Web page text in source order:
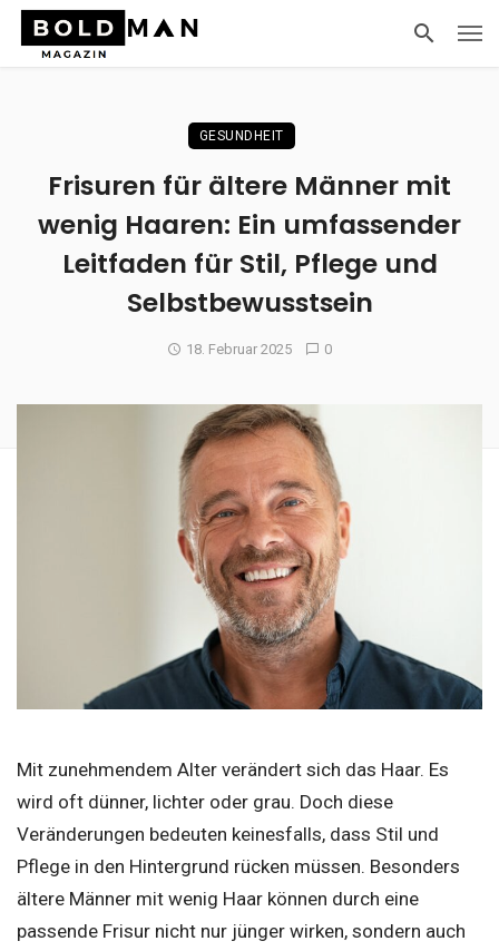
GESUNDHEIT
Frisuren für ältere Männer mit
wenig Haaren: Ein umfassender
Leitfaden für Stil, Pflege und
Selbstbewusstsein
18. Februar 2025 0
Mit zunehmendem Alter verändert sich das Haar. Es
wird oft dünner, lichter oder grau. Doch diese
Veränderungen bedeuten keinesfalls, dass Stil und
Pflege in den Hintergrund rücken müssen. Besonders
ältere Männer mit wenig Haar können durch eine
passende Frisur nicht nur jünger wirken, sondern auch